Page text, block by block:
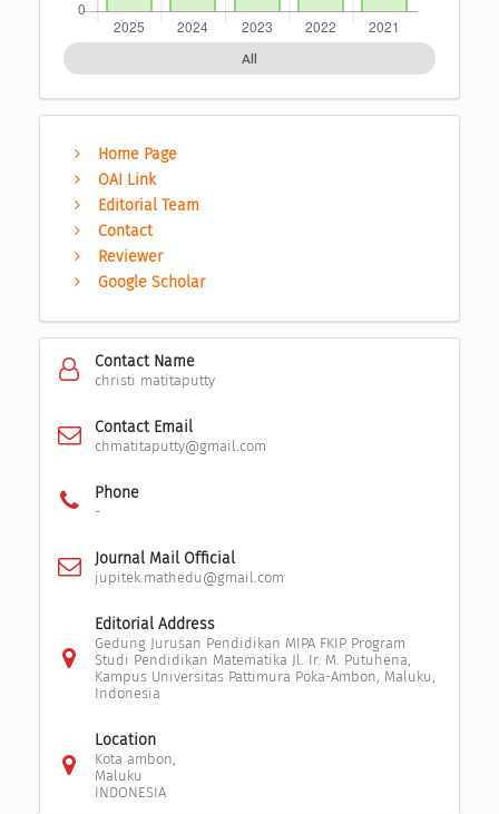
All
Home Page
OAI Link
Editorial Team
Contact
Reviewer
Google Scholar
Contact Name
christi matitaputty
Contact Email
chmatitaputty@gmail.com
Phone
-
Journal Mail Official
jupitek.mathedu@gmail.com
Editorial Address
Gedung Jurusan Pendidikan MIPA FKIP Program
Studi Pendidikan Matematika Jl. Ir. M. Putuhena,
Kampus Universitas Pattimura Poka-Ambon, Maluku,
Indonesia
Location
Kota ambon,
Maluku
INDONESIA